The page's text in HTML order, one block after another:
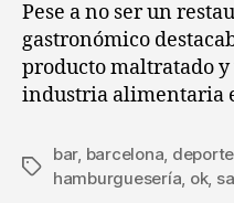
Pese a no ser un
gastronómico
producto maltratado
industria alimentaria
Etiquetas
bar, barcelona
hamburguesería ok,